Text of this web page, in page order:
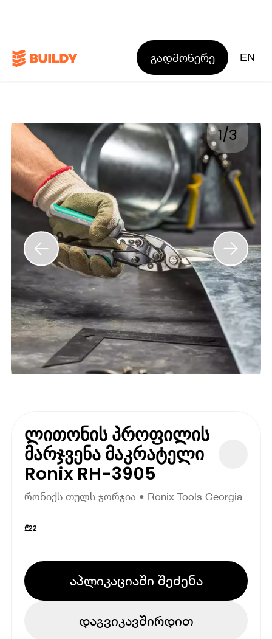
გადმოწერე EN
1/3
ლითონის პროფილის
მარჯვენა მაკრატელი
Ronix RH-3905
რონიქს თულს ჯორჯია • Ronix Tools Georgia
₾22
აპლიკაციაში შეძენა
დაგვიკავშირდით